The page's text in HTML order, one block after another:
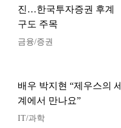
진…한국투자증권 후계
구도 주목
금융/증권
배우 박지현 “제우스의 세
계에서 만나요”
IT/과학